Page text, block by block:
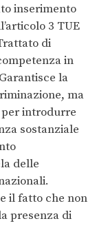
inserimento
3 TUE
di
in
la
ma
introdurre
sostanziale
delle
il fatto che non
presenza di